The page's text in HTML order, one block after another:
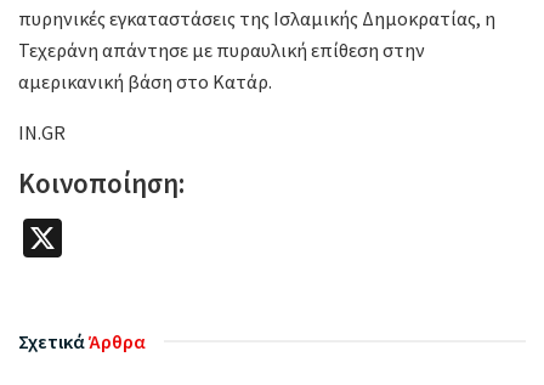
πυρηνικές εγκαταστάσεις της Ισλαμικής Δημοκρατίας, η
Τεχεράνη απάντησε με πυραυλική επίθεση στην
αμερικανική βάση στο Κατάρ.
IN.GR
Κοινοποίηση:
ΣχετικάΆρθρα